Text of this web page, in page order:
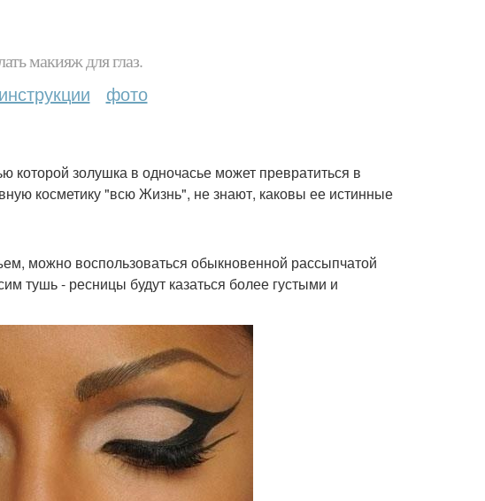
макияж для глаз.
инструкции фото
золушка в одночасье может превратиться в
косметику "всю Жизнь", не знают, каковы ее истинные
можно воспользоваться обыкновенной рассыпчатой
тушь - ресницы будут казаться более густыми и